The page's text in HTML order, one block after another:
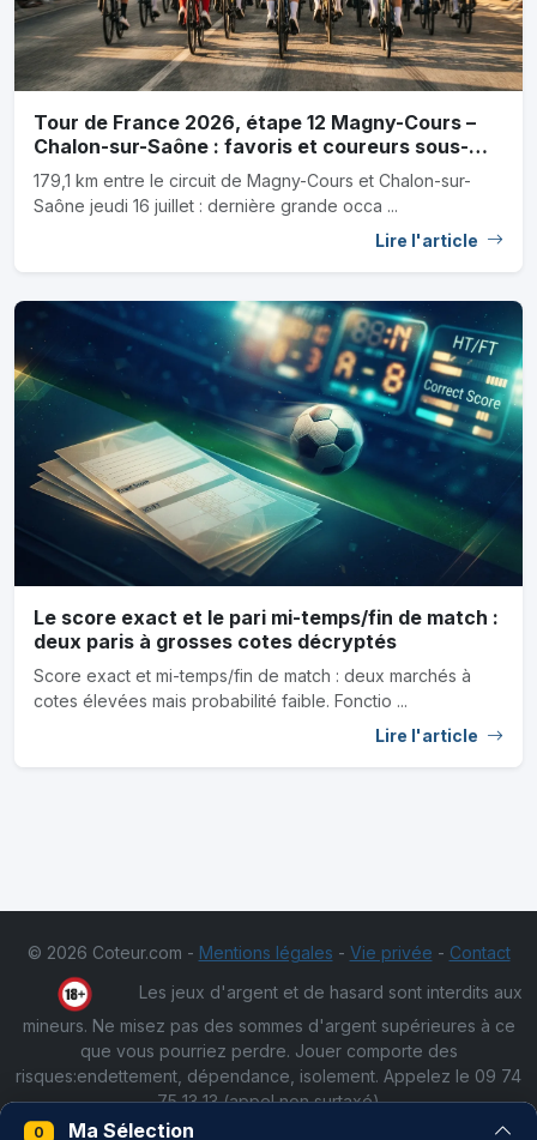
Tour de France 2026, étape 12 Magny-Cours –
Chalon-sur-Saône : favoris et coureurs sous-
cotés de la dernière chance des sprinteurs
179,1 km entre le circuit de Magny-Cours et Chalon-sur-
Saône jeudi 16 juillet : dernière grande occa ...
Lire l'article
Le score exact et le pari mi-temps/fin de match :
deux paris à grosses cotes décryptés
Score exact et mi-temps/fin de match : deux marchés à
cotes élevées mais probabilité faible. Fonctio ...
Lire l'article
© 2026 Coteur.com - Mentions légales - Vie privée - Contact
Les jeux d'argent et de hasard sont interdits aux
mineurs. Ne misez pas des sommes d'argent supérieures à ce
que vous pourriez perdre. Jouer comporte des
risques:endettement, dépendance, isolement. Appelez le 09 74
75 13 13 (appel non surtaxé)
0 Ma Sélection